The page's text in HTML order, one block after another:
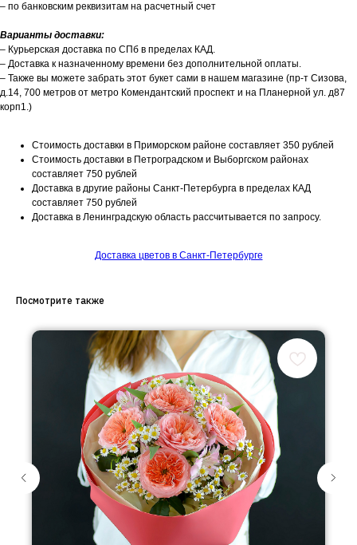
– по банковским реквизитам на расчетный счет
Варианты доставки:
– Курьерская доставка по СПб в пределах КАД.
– Доставка к назначенному времени без дополнительной оплаты.
– Также вы можете забрать этот букет сами в нашем магазине (пр-т Сизова,
д.14, 700 метров от метро Комендантский проспект и на Планерной ул. д87
корп1.)
Стоимость доставки в Приморском районе составляет 350 рублей
Стоимость доставки в Петроградском и Выборгском районах
составляет 750 рублей
Доставка в другие районы Санкт-Петербурга в пределах КАД
составляет 750 рублей
Доставка в Ленинградскую область рассчитывается по запросу.
Доставка цветов в Санкт-Петербурге
Посмотрите также